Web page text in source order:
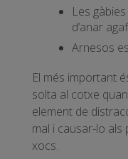
Les
d’anar
Arnesos
El més important
solta al cotxe
element de
mal i causar-lo
xocs.